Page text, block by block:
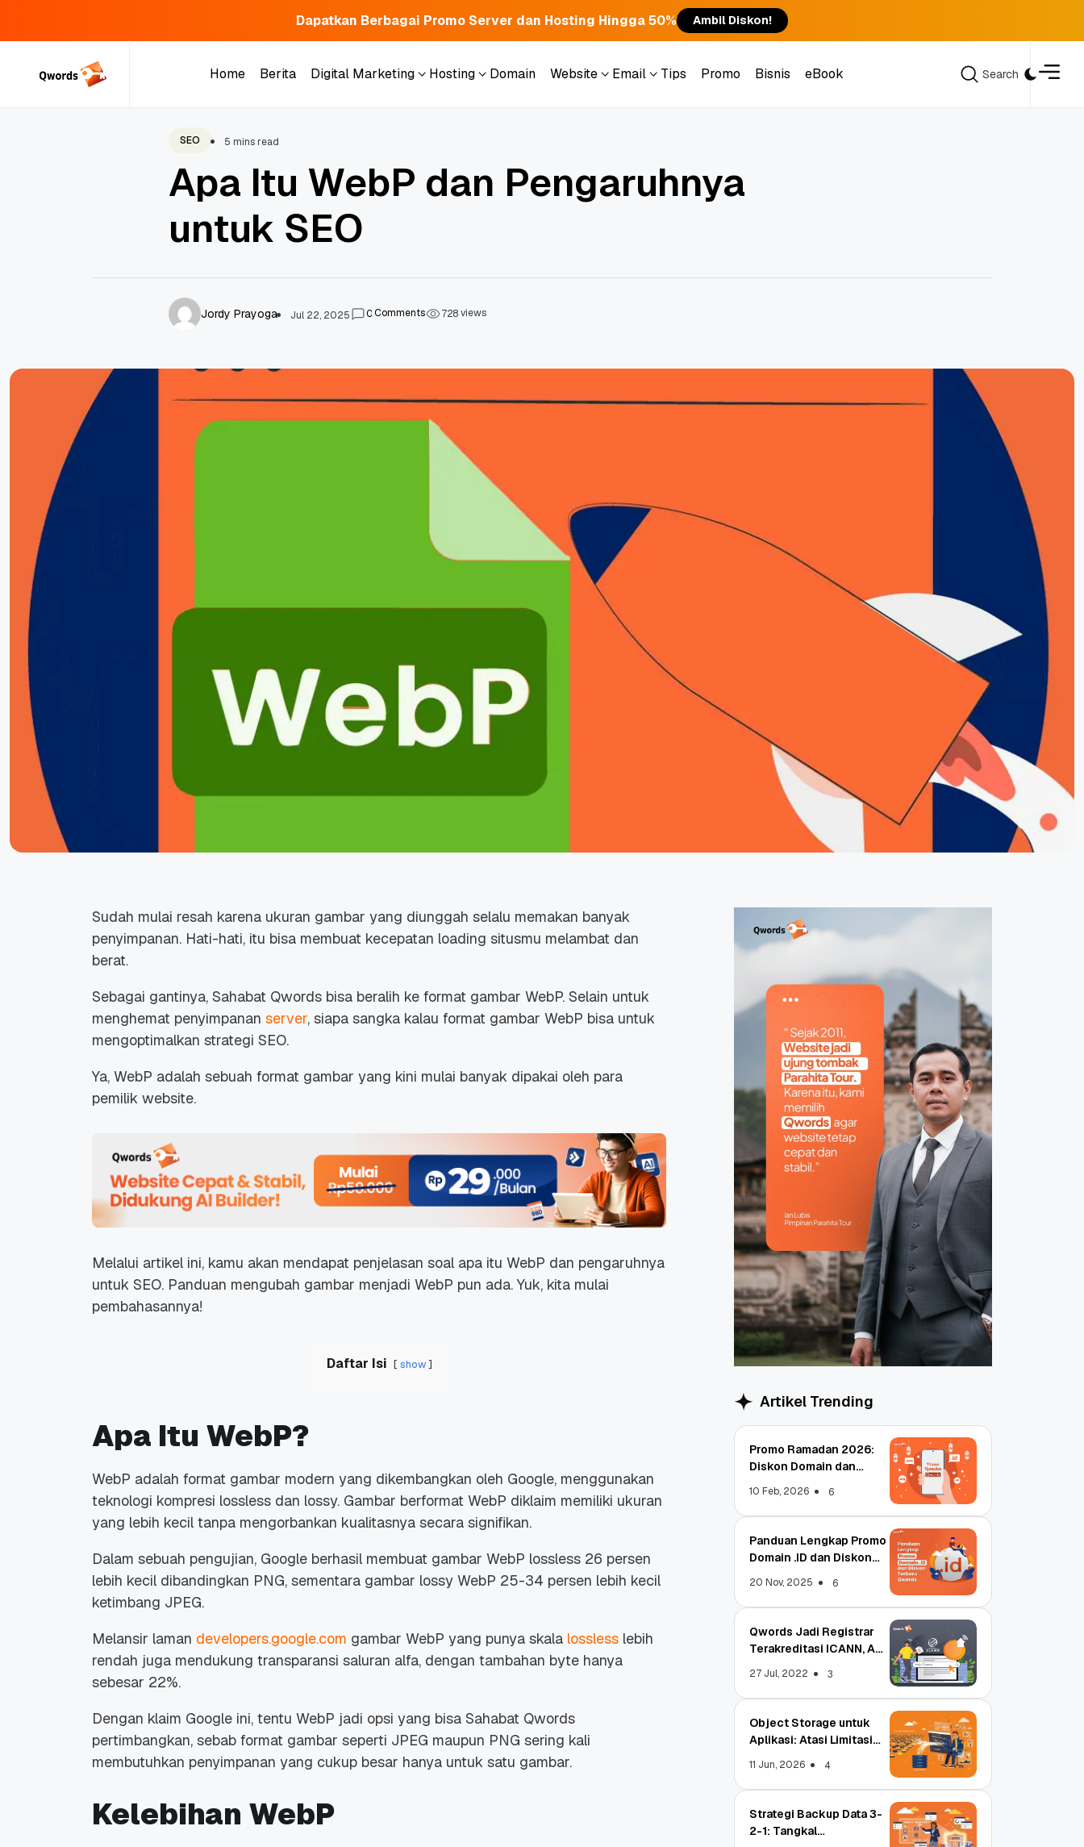
Dapatkan Berbagai Promo Server dan Hosting Hingga 50% Ambil Diskon!
Home
Berita
Digital Marketing
Hosting
Domain
Website
Email
Tips
Promo
Bisnis
eBook
Search
SEO 5 mins read
Apa Itu WebP dan Pengaruhnya
untuk SEO
Jordy Prayoga Jul 22, 2025 0Comments 728views
Sudah mulai resah karena ukuran gambar yang diunggah selalu memakan banyak
penyimpanan. Hati-hati, itu bisa membuat kecepatan loading situsmu melambat dan
berat.
Sebagai gantinya, Sahabat Qwords bisa beralih ke format gambar WebP. Selain untuk
menghemat penyimpanan server, siapa sangka kalau format gambar WebP bisa untuk
mengoptimalkan strategi SEO.
Ya, WebP adalah sebuah format gambar yang kini mulai banyak dipakai oleh para
pemilik website.
Melalui artikel ini, kamu akan mendapat penjelasan soal apa itu WebP dan pengaruhnya
untuk SEO. Panduan mengubah gambar menjadi WebP pun ada. Yuk, kita mulai
pembahasannya!
Daftar Isi show
Apa Itu WebP?
WebP adalah format gambar modern yang dikembangkan oleh Google, menggunakan
teknologi kompresi lossless dan lossy. Gambar berformat WebP diklaim memiliki ukuran
yang lebih kecil tanpa mengorbankan kualitasnya secara signifikan.
Dalam sebuah pengujian, Google berhasil membuat gambar WebP lossless 26 persen
lebih kecil dibandingkan PNG, sementara gambar lossy WebP 25-34 persen lebih kecil
ketimbang JPEG.
Melansir laman developers.google.com gambar WebP yang punya skala lossless lebih
rendah juga mendukung transparansi saluran alfa, dengan tambahan byte hanya
sebesar 22%.
Dengan klaim Google ini, tentu WebP jadi opsi yang bisa Sahabat Qwords
pertimbangkan, sebab format gambar seperti JPEG maupun PNG sering kali
membutuhkan penyimpanan yang cukup besar hanya untuk satu gambar.
Kelebihan WebP
Artikel Trending
Promo Ramadan 2026:
Diskon Domain dan
10 Feb, 2026 6
Panduan Lengkap Promo
Domain .ID dan Diskon
20 Nov, 2025 6
Qwords Jadi Registrar
Terakreditasi ICANN, Apa
27 Jul, 2022 3
Object Storage untuk
Aplikasi: Atasi Limitasi
11 Jun, 2026 4
Strategi Backup Data 3-
2-1: Tangkal